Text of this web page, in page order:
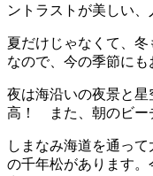
ントラストが美しい、
夏だけじゃなくて、
なので、今の季節にも
夜は海沿いの夜景と
高！ また、朝のビー
しまなみ海道を通っ
の千年松があります